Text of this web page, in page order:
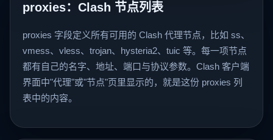
proxies：Clash 节点列表
proxies 字段定义所有可用的 Clash 代理节点，比如 ss、
vmess、vless、trojan、hysteria2、tuic 等。每一项节点
都有自己的名字、地址、端口与协议参数。Clash 客户端
界面中"代理"或"节点"页里显示的，就是这份 proxies 列
表中的内容。